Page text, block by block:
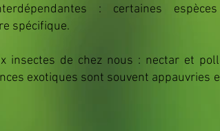
: certaines
spécifique.
insectes de chez nous : nectar et
exotiques sont souvent appauvries